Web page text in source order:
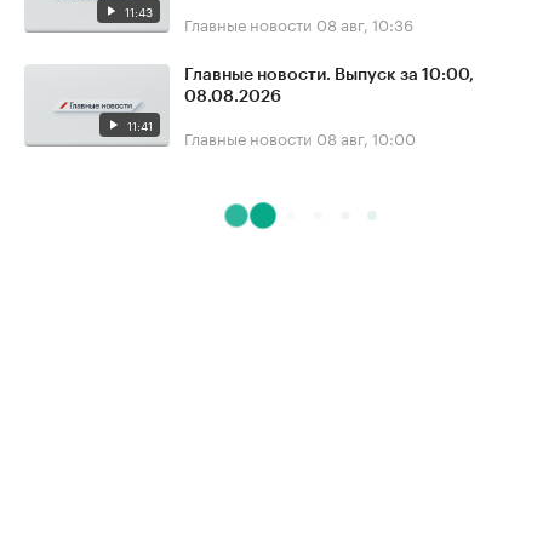
11:43 Главные новости 08 авг, 10:36
11:41
Главные новости. Выпуск за 10:00,
08.08.2026
Главные новости 08 авг, 10:00